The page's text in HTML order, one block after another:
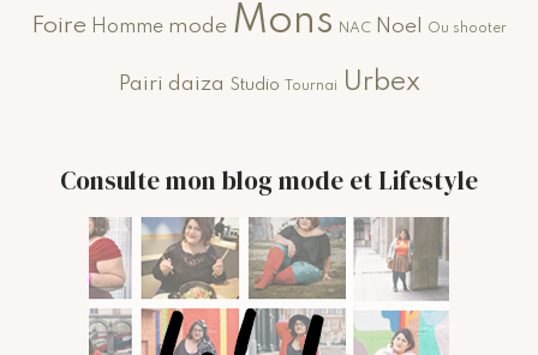
Foire Homme mode Mons NAC Noel Ou shooter
Pairi daiza Studio Tournai Urbex
Consulte mon blog mode et Lifestyle